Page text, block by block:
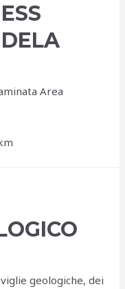
Area
geologiche, dei